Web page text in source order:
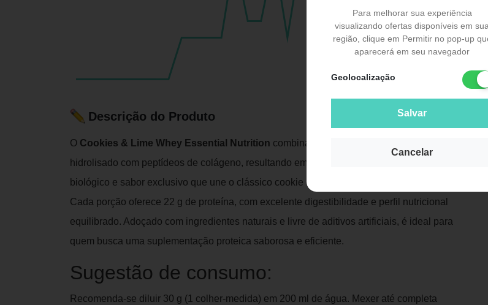
Para melhorar sua experiência
visualizando ofertas disponíveis em sua
região, clique em Permitir no pop-up
aparecerá em seu navegador
Geolocalização
Salvar
Cancelar
Descrição do Produto
O Cookies & Lime Whey Essential Nutrition combina whey protein isolado e
hidrolisado com peptídeos de colágeno, resultando em uma fórmula com alto valor
biológico e sabor exclusivo que une o clássico cookie com um toque cítrico de limão.
Cada porção oferece 22 g de proteína, com excelente digestibilidade e perfil nutricional
equilibrado. Adoçado com ingredientes naturais e livre de aditivos artificiais, é ideal para
quem busca uma suplementação proteica saborosa e eficiente.
Sugestão de consumo:
Recomenda-se diluir 30 g (1 colher-medida) em 200 ml de água. Mexer até completa